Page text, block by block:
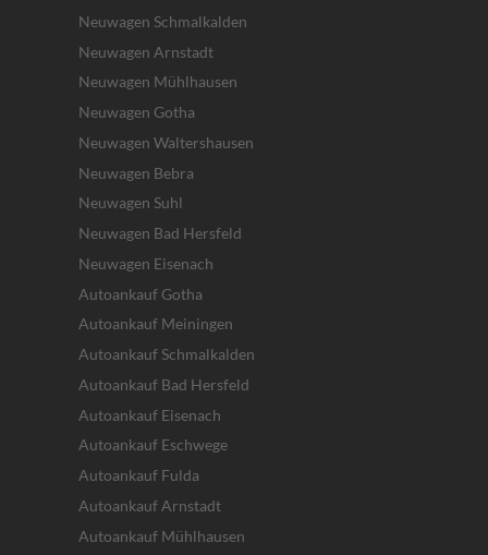
Neuwagen Schmalkalden
Neuwagen Arnstadt
Neuwagen Mühlhausen
Neuwagen Gotha
Neuwagen Waltershausen
Neuwagen Bebra
Neuwagen Suhl
Neuwagen Bad Hersfeld
Neuwagen Eisenach
Autoankauf Gotha
Autoankauf Meiningen
Autoankauf Schmalkalden
Autoankauf Bad Hersfeld
Autoankauf Eisenach
Autoankauf Eschwege
Autoankauf Fulda
Autoankauf Arnstadt
Autoankauf Mühlhausen